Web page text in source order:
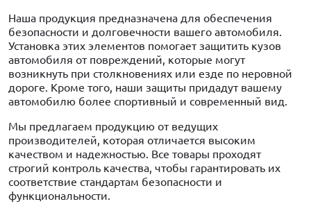
Наша продукция предназначена для обеспечения
безопасности и долговечности вашего автомобиля.
Установка этих элементов помогает защитить кузов
автомобиля от повреждений, которые могут
возникнуть при столкновениях или езде по неровной
дороге. Кроме того, наши защиты придадут вашему
автомобилю более спортивный и современный вид.
Мы предлагаем продукцию от ведущих
производителей, которая отличается высоким
качеством и надежностью. Все товары проходят
строгий контроль качества, чтобы гарантировать их
соответствие стандартам безопасности и
функциональности.